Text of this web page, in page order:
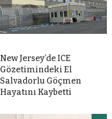
New Jersey’de ICE
Gözetimindeki El
Salvadorlu Göçmen
Hayatını Kaybetti